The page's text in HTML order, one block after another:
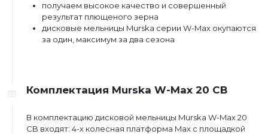
получаем высокое качество и совершенный
результат плющеного зерна
дисковые мельницы Murska серии W-Max окупаются
за один, максимум за два сезона
Комплектация Murska W-Max 20 СB
В комплектацию дисковой мельницы Murska W-Max 20
СB входят: 4-х колесная платформа Max с площадкой